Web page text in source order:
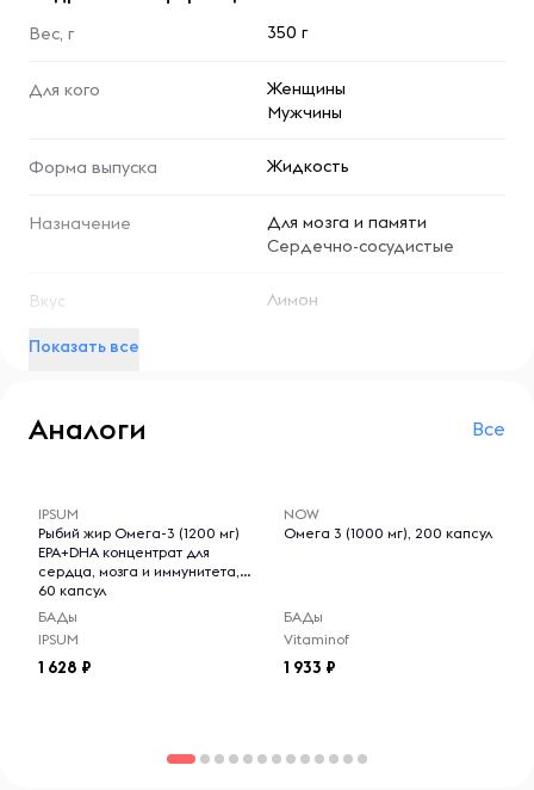
Вес, г 350 г
Для кого
Женщины
Мужчины
Форма выпуска Жидкость
Назначение
Для мозга и памяти
Сердечно-сосудистые
Вкус Лимон
Показать все
Аналоги Все
IPSUM
Рыбий жир Омега-3 (1200 мг)
EPA+DHA концентрат для
сердца, мозга и иммунитета,
60 капсул
БАДы
IPSUM
1 628
NOW
Омега 3 (1000 мг), 200 капсул
БАДы
Vitaminof
1 933